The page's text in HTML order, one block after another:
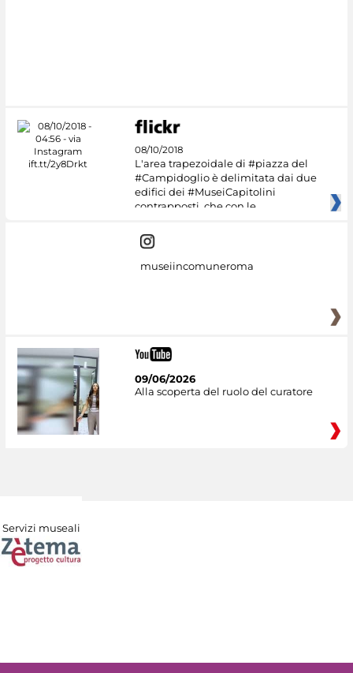
08/10/2018
L'area trapezoidale di #piazza del
#Campidoglio è delimitata dai due
edifici dei #MuseiCapitolini
contrapposti, che con le
museiincomuneroma
09/06/2026
Alla scoperta del ruolo del curatore
Servizi museali